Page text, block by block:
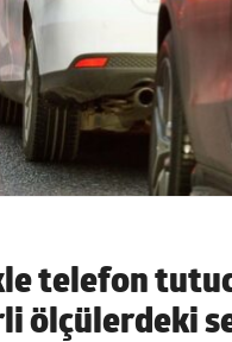
telefon
ölçülerdeki